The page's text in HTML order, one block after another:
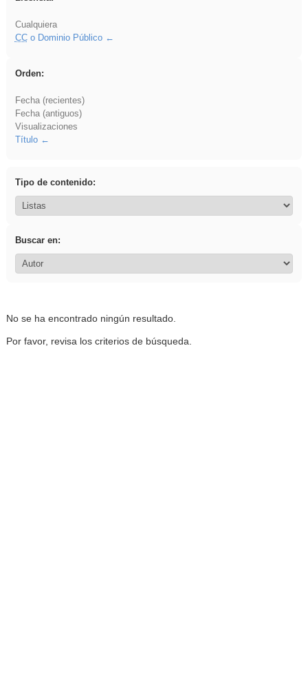
Cualquiera
CCo Dominio Público
Orden:
Fecha (recientes)
Fecha (antiguos)
Visualizaciones
Título
Tipo de contenido:
Buscar en:
No se ha encontrado ningún resultado.
Por favor, revisa los criterios de búsqueda.